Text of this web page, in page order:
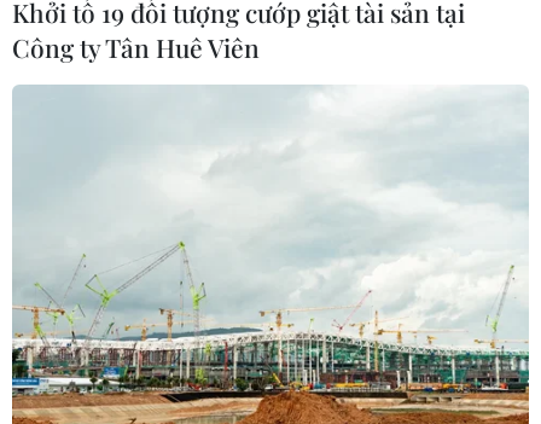
Khởi tố 19 đối tượng cướp giật tài sản tại
Công ty Tân Huê Viên